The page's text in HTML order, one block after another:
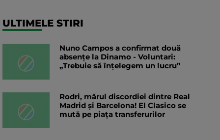
ULTIMELE STIRI
Nuno Campos a confirmat două
absențe la Dinamo - Voluntari:
„Trebuie să înțelegem un lucru”
Rodri, mărul discordiei dintre Real
Madrid și Barcelona! El Clasico se
mută pe piața transferurilor